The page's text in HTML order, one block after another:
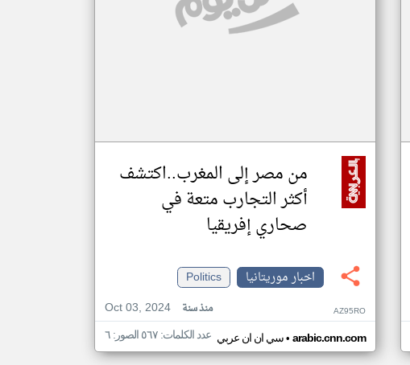
من مصر إلى المغرب..اكتشف
أكثر التجارب متعة في
صحاري إفريقيا
اخبار موريتانيا
Politics
Oct 03, 2024
منذ سنة AZ95RO
سي ان ان عربي• arabic.cnn.com عدد الكلمات: ٥٦٧ الصور: ٦